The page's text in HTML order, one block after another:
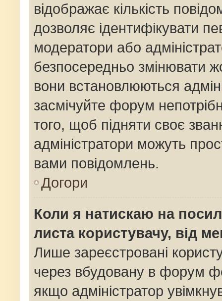
відображає кількість
дозволяє ідентифікувати
модератори або
безпосередньо змінювати
вони встановлюються
засмічуйте форум
того, щоб підняти своє
адміністратори можуть
вами повідомлень.
Догори
Коли я натискаю на
листа користувачу, від
Лише зареєстровані
через вбудовану в форум
якщо адміністратор